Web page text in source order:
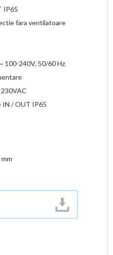
IP65
fara ventilatoare
100-240V, 50/60 Hz
/ OUT IP65